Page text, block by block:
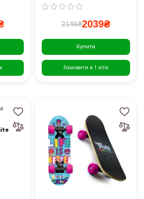
2146₴2039₴
Купити
Замовити в 1 клік